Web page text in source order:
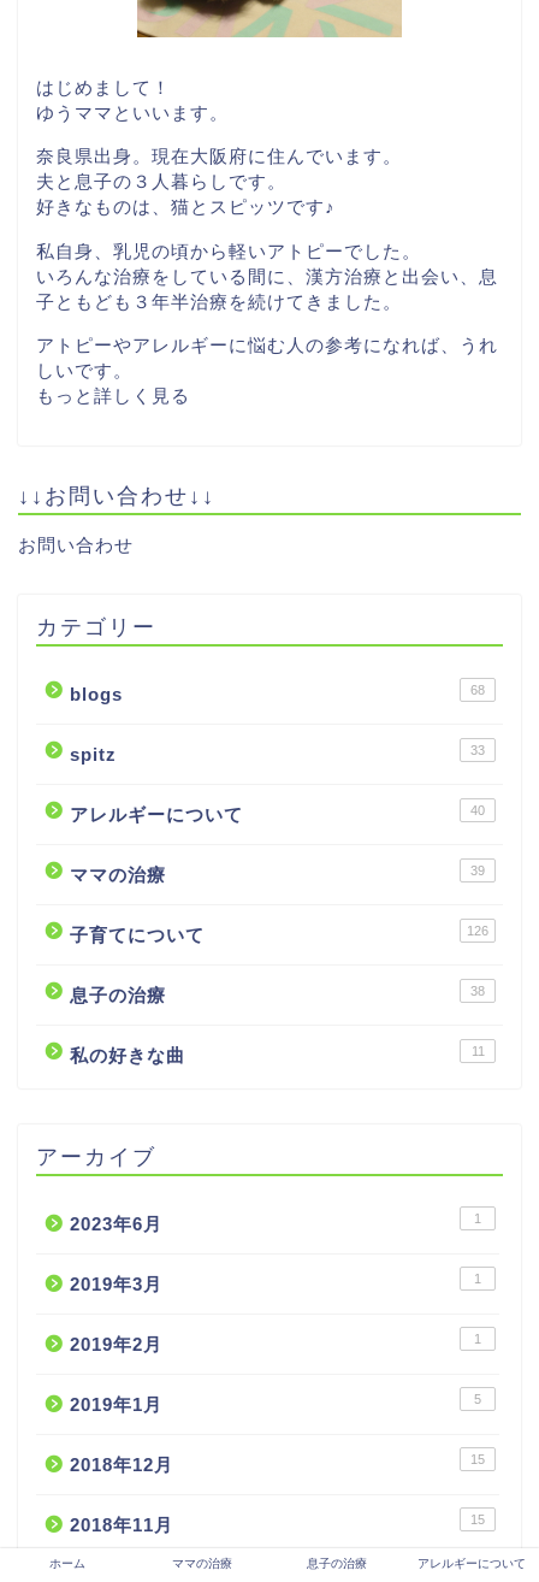
はじめまして！
ゆうママといいます。
奈良県出身。現在大阪府に住んでいます。
夫と息子の３人暮らしです。
好きなものは、猫とスピッツです♪
私自身、乳児の頃から軽いアトピーでした。
いろんな治療をしている間に、漢方治療と出会い、息
子ともども３年半治療を続けてきました。
アトピーやアレルギーに悩む人の参考になれば、うれ
しいです。
もっと詳しく見る
↓↓お問い合わせ↓↓
お問い合わせ
カテゴリー
blogs 68
spitz 33
アレルギーについて 40
ママの治療 39
子育てについて 126
息子の治療 38
私の好きな曲 11
アーカイブ
2023年6月 1
2019年3月 1
2019年2月 1
2019年1月 5
2018年12月 15
2018年11月 15
ホーム ママの治療 息子の治療 アレルギーについて